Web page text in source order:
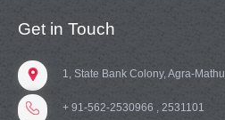
Get in Touch
1, State Bank Colony, Agra-
+ 91-562-2530966 , 2531101